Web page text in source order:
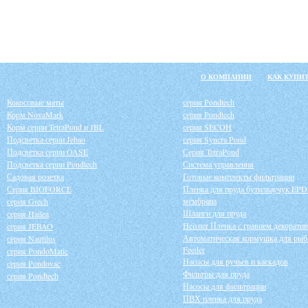
О КОМПАНИИ КАК
Кокосовые маты
Корм NovaMark
Корм серии TetraPond и JBL
Подсветка серии Jebao
Подсветка серии OASE
Подсветка серии Pondtech
Садовая розетка
Серия BIOFORCE
серия Grech
серия Hailea
серия JEBAO
серия Nautilus
серия PondoMatic
серия Pondovac
серия Pondtech
серия Pondtech
серия Pondtech
серия SECOH
серия Syncra Pond
Серия TetraPond
Система управления
Готовые комплекты фильтрации
Пленка для пруда бутилкаучук
мембрана
Шланги для пруда
Heisner Пленка с гравием
Автоматическая кормушка для
Feeder
Насосы для ручьев и каскадов
Фильтры для пруда
Насосы для фильтрации
ПВХ пленка для пруда